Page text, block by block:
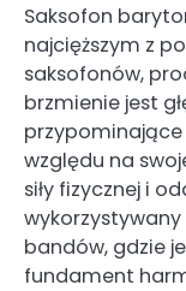
Saksofon
najcięższym z
saksofonów,
brzmienie jest
przypominające
względu na
siły fizycznej i
bandów, gdzie
fundament